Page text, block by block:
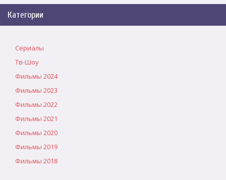
Категории
Сериалы
Тв-Шоу
Фильмы 2024
Фильмы 2023
Фильмы 2022
Фильмы 2021
Фильмы 2020
Фильмы 2019
Фильмы 2018